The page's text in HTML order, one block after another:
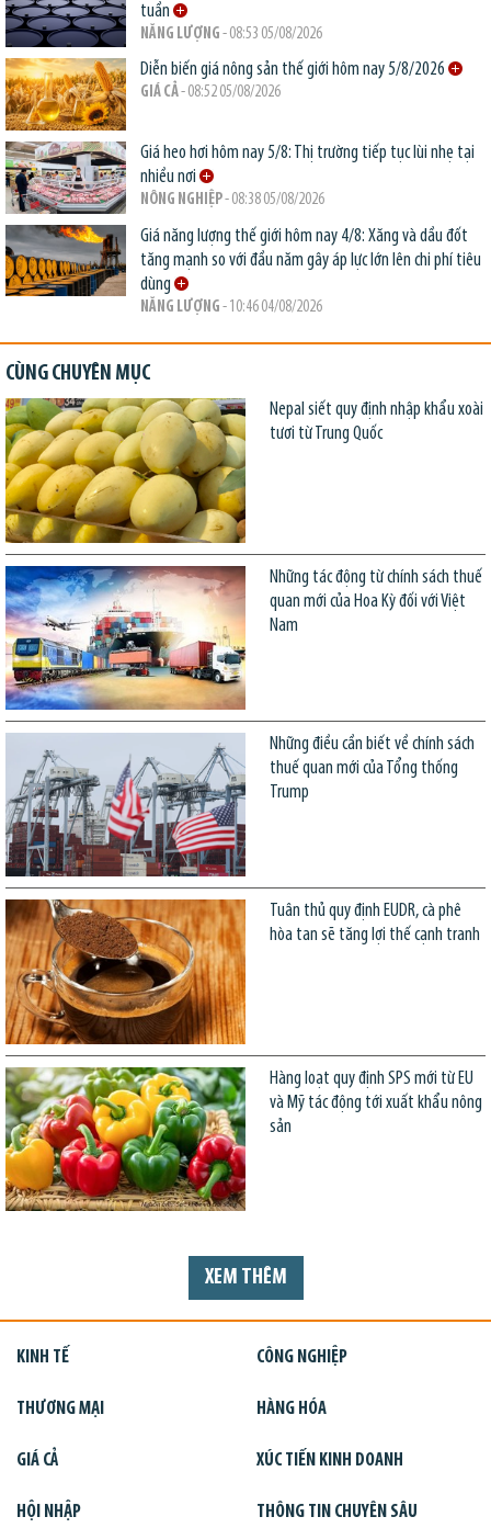
tuần
NĂNG LƯỢNG - 08:53 05/08/2026
Diễn biến giá nông sản thế giới hôm nay 5/8/2026
GIÁ CẢ- 08:52 05/08/2026
Giá heo hơi hôm nay 5/8: Thị trường tiếp tục lùi nhẹ tại
nhiều nơi
NÔNG NGHIỆP- 08:38 05/08/2026
Giá năng lượng thế giới hôm nay 4/8: Xăng và dầu đốt
tăng mạnh so với đầu năm gây áp lực lớn lên chi phí tiêu
dùng
NĂNG LƯỢNG - 10:46 04/08/2026
CÙNG CHUYÊN MỤC
Nepal siết quy định nhập khẩu xoài
tươi từ Trung Quốc
Những tác động từ chính sách thuế
quan mới của Hoa Kỳ đối với Việt
Nam
Những điều cần biết về chính sách
thuế quan mới của Tổng thống
Trump
Tuân thủ quy định EUDR, cà phê
hòa tan sẽ tăng lợi thế cạnh tranh
Hàng loạt quy định SPS mới từ EU
và Mỹ tác động tới xuất khẩu nông
sản
XEM THÊM
KINH TẾ CÔNG NGHIỆP
THƯƠNG MẠI HÀNG HÓA
GIÁ CẢ XÚC TIẾN KINH DOANH
HỘI NHẬP THÔNG TIN CHUYÊN SÂU